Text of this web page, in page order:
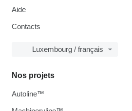
Aide
Contacts
Luxembourg / français
Nos projets
Autoline™